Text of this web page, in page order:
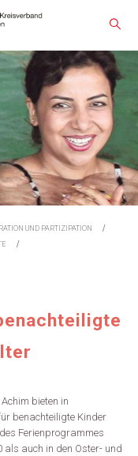
UND PARTIZIPATION
bieten in
benachteiligte Kinder
Ferienprogrammes
als auch in den Oster- und